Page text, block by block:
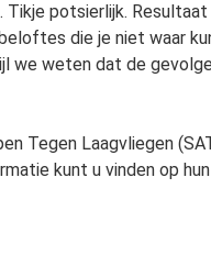
potsierlijk.
die je niet waar
weten dat de
Tegen Laagvliegen
kunt u vinden op